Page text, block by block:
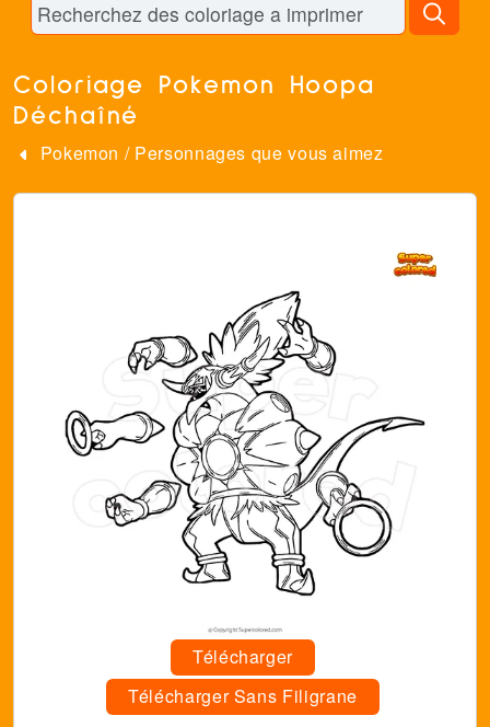
Coloriage Pokemon Hoopa
Déchaîné
Pokemon / Personnages que vous aimez
Télécharger
Télécharger Sans Filigrane